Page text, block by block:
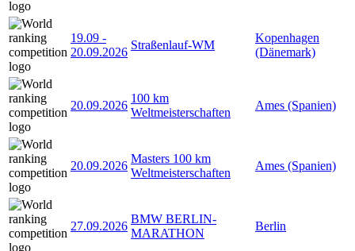
19.09 -
20.09.2026
Straßenlauf-WM
Kopenhagen
(Dänemark)
20.09.2026
100 km
Weltmeisterschaften
Ames (Spanien)
20.09.2026
Masters 100 km
Weltmeisterschaften
Ames (Spanien)
27.09.2026
BMW BERLIN-
MARATHON
Berlin